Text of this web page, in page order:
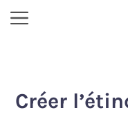
Aller
au
Menu
Créer